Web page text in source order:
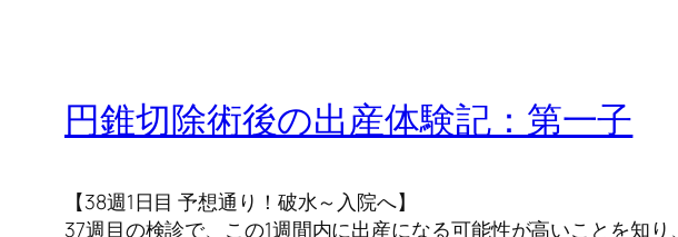
円錐切除術後の出産体験記：第一子
【38週1日目 予想通り！破水～入院へ】
37週目の検診で、この1週間内に出産になる可能性が高いことを知り、